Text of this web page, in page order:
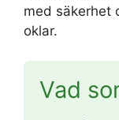
med säkerhet
oklar.
Vad